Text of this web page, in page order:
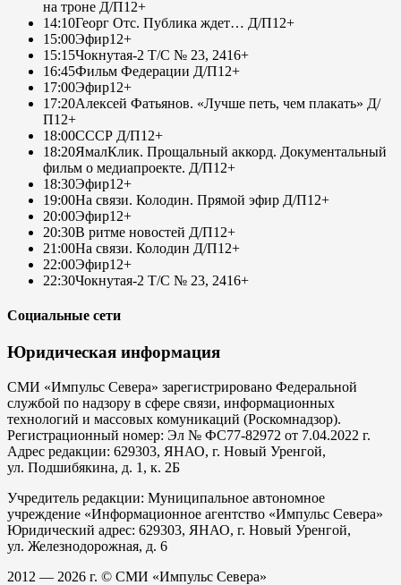
на троне Д/П12+
14:10Георг Отс. Публика ждет… Д/П12+
15:00Эфир12+
15:15Чокнутая-2 Т/С № 23, 2416+
16:45Фильм Федерации Д/П12+
17:00Эфир12+
17:20Алексей Фатьянов. «Лучше петь, чем плакать» Д/
П12+
18:00СССР Д/П12+
18:20ЯмалКлик. Прощальный аккорд. Документальный
фильм о медиапроекте. Д/П12+
18:30Эфир12+
19:00На связи. Колодин. Прямой эфир Д/П12+
20:00Эфир12+
20:30В ритме новостей Д/П12+
21:00На связи. Колодин Д/П12+
22:00Эфир12+
22:30Чокнутая-2 Т/С № 23, 2416+
Социальные сети
Юридическая информация
СМИ «Импульс Севера» зарегистрировано Федеральной
службой по надзору в сфере связи, информационных
технологий и массовых комуникаций (Роскомнадзор).
Регистрационный номер: Эл № ФС77-82972 от 7.04.2022 г.
Адрес редакции: 629303, ЯНАО, г. Новый Уренгой,
ул. Подшибякина, д. 1, к. 2Б
Учредитель редакции: Муниципальное автономное
учреждение «Информационное агентство «Импульс Севера»
Юридический адрес: 629303, ЯНАО, г. Новый Уренгой,
ул. Железнодорожная, д. 6
2012 — 2026 г. © СМИ «Импульс Севера»